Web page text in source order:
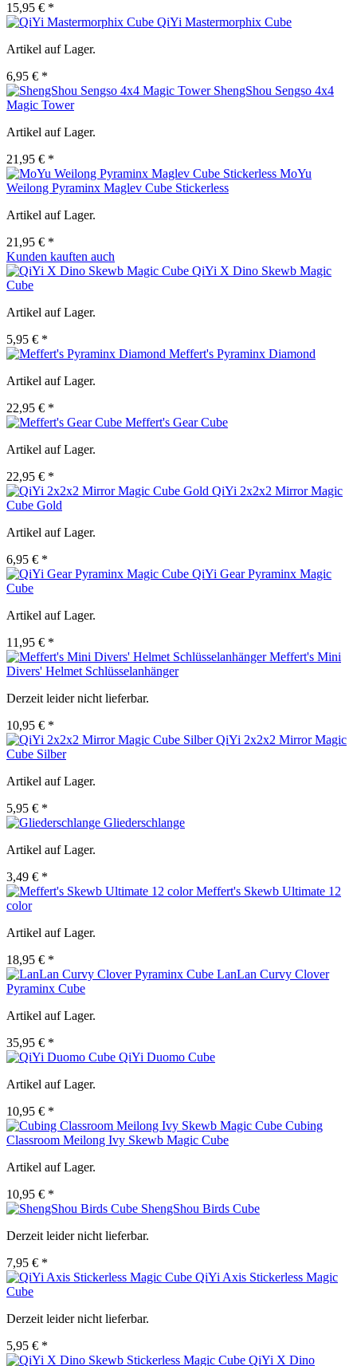
15,95 € *
QiYi Mastermorphix Cube
Artikel auf Lager.
6,95 € *
ShengShou Sengso 4x4
Magic Tower
Artikel auf Lager.
21,95 € *
MoYu
Weilong Pyraminx Maglev Cube Stickerless
Artikel auf Lager.
21,95 € *
Kunden kauften auch
QiYi X Dino Skewb Magic
Cube
Artikel auf Lager.
5,95 € *
Meffert's Pyraminx Diamond
Artikel auf Lager.
22,95 € *
Meffert's Gear Cube
Artikel auf Lager.
22,95 € *
QiYi 2x2x2 Mirror Magic
Cube Gold
Artikel auf Lager.
6,95 € *
QiYi Gear Pyraminx Magic
Cube
Artikel auf Lager.
11,95 € *
Meffert's Mini
Divers' Helmet Schlüsselanhänger
Derzeit leider nicht lieferbar.
10,95 € *
QiYi 2x2x2 Mirror Magic
Cube Silber
Artikel auf Lager.
5,95 € *
Gliederschlange
Artikel auf Lager.
3,49 € *
Meffert's Skewb Ultimate 12
color
Artikel auf Lager.
18,95 € *
LanLan Curvy Clover
Pyraminx Cube
Artikel auf Lager.
35,95 € *
QiYi Duomo Cube
Artikel auf Lager.
10,95 € *
Cubing
Classroom Meilong Ivy Skewb Magic Cube
Artikel auf Lager.
10,95 € *
ShengShou Birds Cube
Derzeit leider nicht lieferbar.
7,95 € *
QiYi Axis Stickerless Magic
Cube
Derzeit leider nicht lieferbar.
5,95 € *
QiYi X Dino